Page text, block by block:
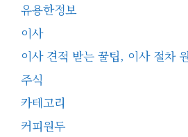
유용한정보
이사
이사 견적 받는 꿀팁, 이사 절차
주식
카테고리
커피원두